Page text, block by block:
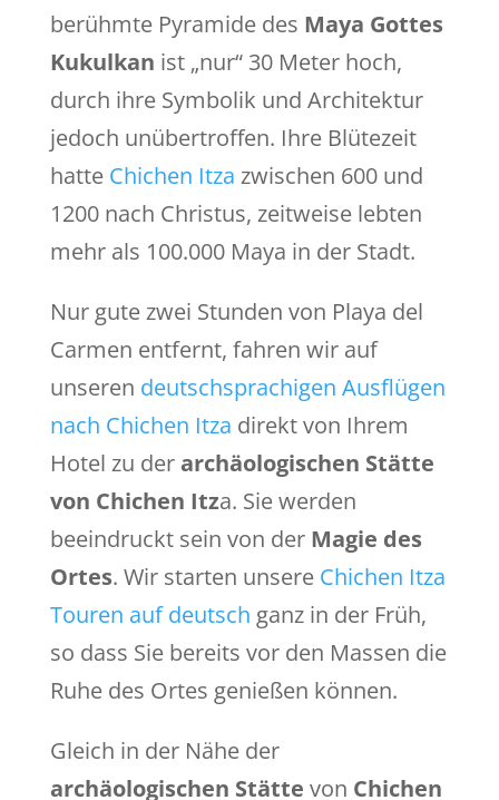
berühmte Pyramide des Maya Gottes
Kukulkan ist „nur“ 30 Meter hoch,
durch ihre Symbolik und Architektur
jedoch unübertroffen. Ihre Blütezeit
hatte Chichen Itza zwischen 600 und
1200 nach Christus, zeitweise lebten
mehr als 100.000 Maya in der Stadt.
Nur gute zwei Stunden von Playa del
Carmen entfernt, fahren wir auf
unseren deutschsprachigen Ausflügen
nach Chichen Itza direkt von Ihrem
Hotel zu der archäologischen Stätte
von Chichen Itza. Sie werden
beeindruckt sein von der Magie des
Ortes. Wir starten unsere Chichen Itza
Touren auf deutsch ganz in der Früh,
so dass Sie bereits vor den Massen die
Ruhe des Ortes genießen können.
Gleich in der Nähe der
archäologischen Stätte von Chichen